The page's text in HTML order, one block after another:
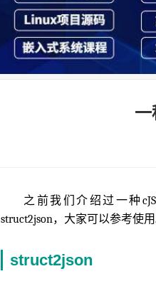
之前我们介绍过一种
struct2json，大家可以参考使用
struct2json